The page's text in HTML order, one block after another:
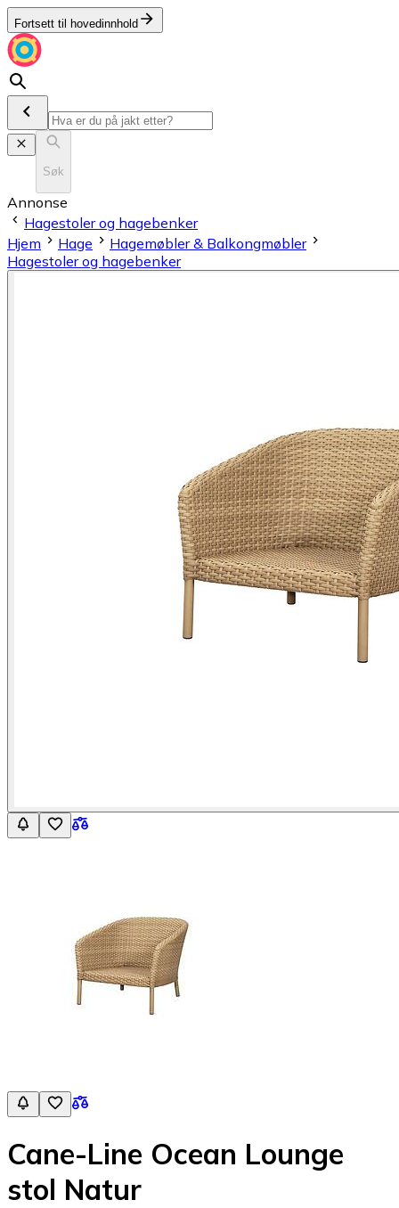
Fortsett til hovedinnhold
Søk
Annonse
Hagestoler og hagebenker
Hjem
Hage
Hagemøbler & Balkongmøbler
Hagestoler og hagebenker
Cane-Line Ocean Lounge
stol Natur